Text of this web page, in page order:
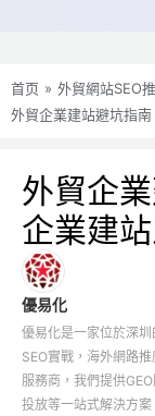
首页 » 外貿網站SEO
外貿企業建站避坑指
外貿企
企業建
優易化
優易化是一家位於深
SEO實戰，海外網路
服務商，我們提供
投放等一站式解決方